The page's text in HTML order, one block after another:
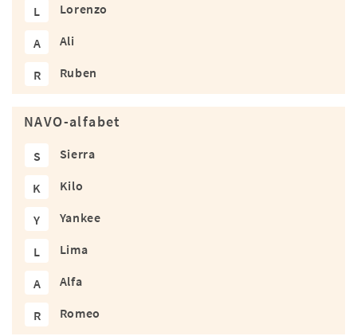
L Lorenzo
A Ali
R Ruben
NAVO-alfabet
S Sierra
K Kilo
Y Yankee
L Lima
A Alfa
R Romeo